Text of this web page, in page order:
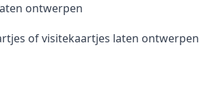
ontwerpen
of visitekaartjes laten ontwerpen